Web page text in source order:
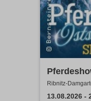
Reithalle
Ribnitz-
Hirschburg
13.08.2026 -